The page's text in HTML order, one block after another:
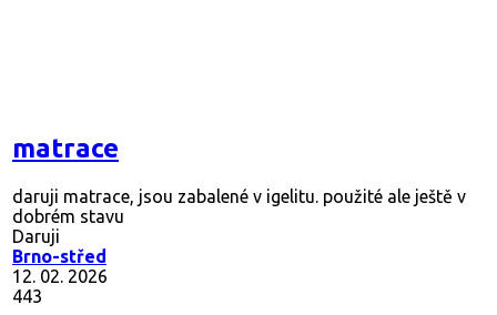
matrace
daruji matrace, jsou zabalené v igelitu. použité ale ještě v
dobrém stavu
Daruji
Brno-střed
12. 02. 2026
443